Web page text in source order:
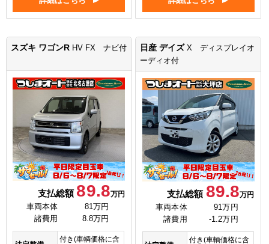
スズキ ワゴンR HV FX ナビ付
支払総額 89.8万円
車両本体
81万円
諸費用
8.8万円
付き(車輌価格に含
日産 デイズX ディスプレイオ
ーディオ付
支払総額 89.8万円
車両本体
91万円
諸費用
-1.2万円
付き(車輌価格に含